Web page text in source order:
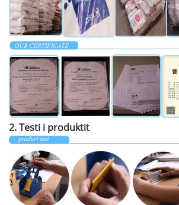
2. Testi i produktit